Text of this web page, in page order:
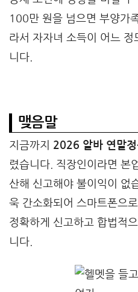
100만 원을 넘으면 부양가
라서 자자녀 소득이 어느
니다.
맺음말
지금까지 2026 알바 연말정
렸습니다. 직장인이라면 본
산해 신고해야 불이익이 없
욱 간소화되어 스마트폰으
정확하게 신고하고 합법적
니다.